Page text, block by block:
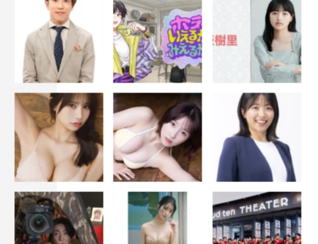
『Endless SHOCK』制作発表会見